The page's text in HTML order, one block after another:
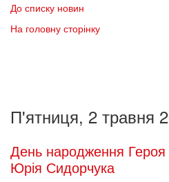
До списку новин
На головну сторінку
П'ятниця, 2 травня
День народження Героя
Юрія Сидорчука